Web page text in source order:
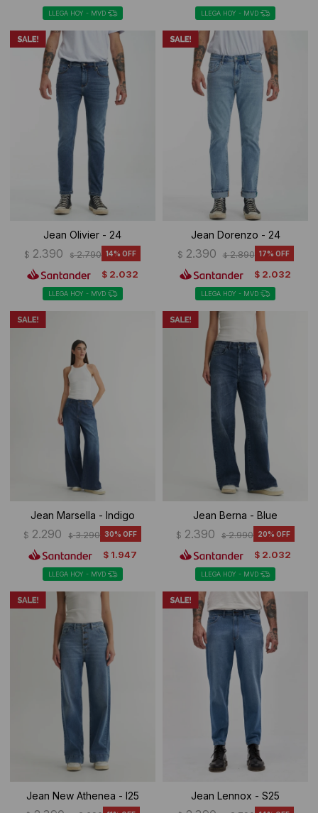
LLEGA HOY - MVD LLEGA HOY - MVD
Jean Olivier - 24
$ 2.390 $ 2.790 14
$ 2.032
LLEGA HOY - MVD
Jean Dorenzo - 24
$ 2.390 $ 2.890 17
$ 2.032
LLEGA HOY - MVD
Jean Marsella - Indigo
$ 2.290 $ 3.290 30
$ 1.947
LLEGA HOY - MVD
Jean Berna - Blue
$ 2.390 $ 2.990 20
$ 2.032
LLEGA HOY - MVD
Jean New Athenea - I25 Jean Lennox - S25